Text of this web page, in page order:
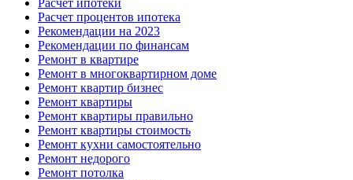
Расчет процентов ипотека
Рекомендации на 2023
Рекомендации по финансам
Ремонт в квартире
Ремонт в многоквартирном доме
Ремонт квартир бизнес
Ремонт квартиры
Ремонт квартиры правильно
Ремонт квартиры стоимость
Ремонт кухни самостоятельно
Ремонт недорого
Ремонт потолка